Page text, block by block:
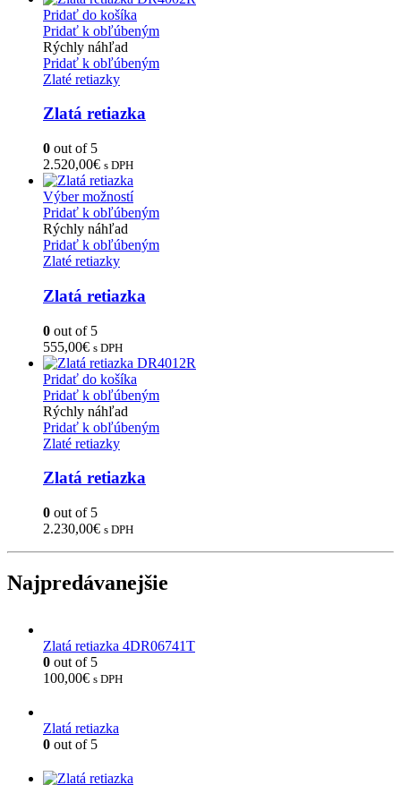
Pridať do košíka
Pridať k obľúbeným
Rýchly náhľad
Pridať k obľúbeným
Zlaté retiazky
Zlatá retiazka
0 out of 5
2.520,00€ s DPH
Výber možností
Pridať k obľúbeným
Rýchly náhľad
Pridať k obľúbeným
Zlaté retiazky
Zlatá retiazka
0 out of 5
555,00€ s DPH
Pridať do košíka
Pridať k obľúbeným
Rýchly náhľad
Pridať k obľúbeným
Zlaté retiazky
Zlatá retiazka
0 out of 5
2.230,00€ s DPH
Najpredávanejšie
Zlatá retiazka 4DR06741T
0 out of 5
100,00€ s DPH
Zlatá retiazka
0 out of 5